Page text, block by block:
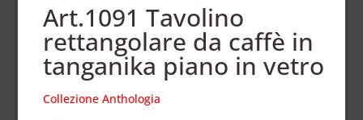
Art.1091 Tavolino
rettangolare da caffè in
tanganika piano in vetro
Collezione Anthologia